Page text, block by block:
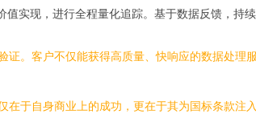
实现，进行全程量化追踪。基于数据反馈，持
。客户不仅能获得高质量、快响应的数据处理
于自身商业上的成功，更在于其为国标条款注